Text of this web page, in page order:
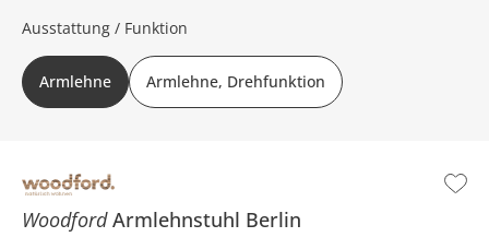
WoodfordArmlehnstuhl Berlin
Ausstattung / Funktion
Armlehne Armlehne, Drehfunktion